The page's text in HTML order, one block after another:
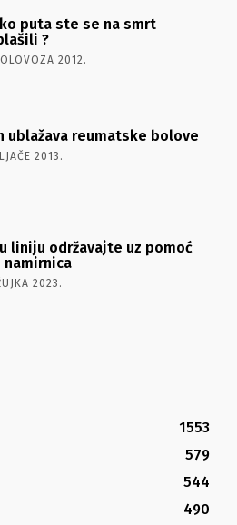
puta ste se na smrt
?
2012.
ublažava reumatske bolove
2013.
liniju održavajte uz pomoć
namirnica
2023.
1553
579
544
490